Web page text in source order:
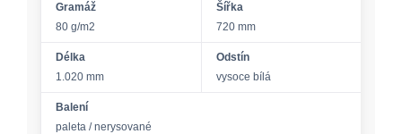
Gramáž
80 g/m2
Šířka
720 mm
Délka
1.020 mm
Odstín
vysoce bílá
Balení
paleta / nerysované